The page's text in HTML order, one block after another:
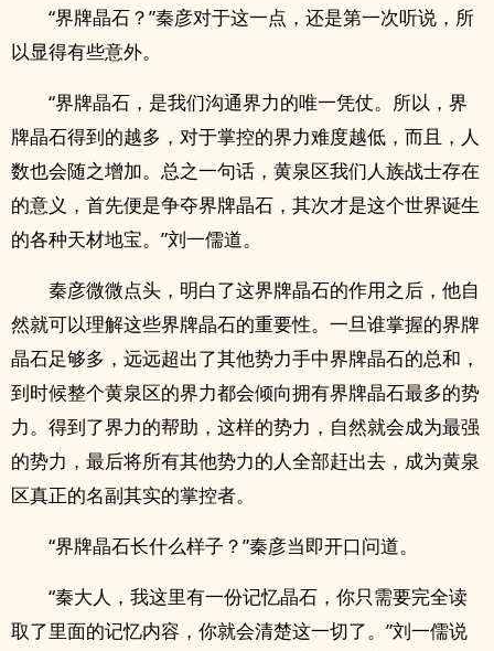
“界牌晶石？”秦彦对于这一点，还是第一次听说，所
以显得有些意外。
“界牌晶石，是我们沟通界力的唯一凭仗。所以，界
牌晶石得到的越多，对于掌控的界力难度越低，而且，人
数也会随之增加。总之一句话，黄泉区我们人族战士存在
的意义，首先便是争夺界牌晶石，其次才是这个世界诞生
的各种天材地宝。”刘一儒道。
秦彦微微点头，明白了这界牌晶石的作用之后，他自
然就可以理解这些界牌晶石的重要性。一旦谁掌握的界牌
晶石足够多，远远超出了其他势力手中界牌晶石的总和，
到时候整个黄泉区的界力都会倾向拥有界牌晶石最多的势
力。得到了界力的帮助，这样的势力，自然就会成为最强
的势力，最后将所有其他势力的人全部赶出去，成为黄泉
区真正的名副其实的掌控者。
“界牌晶石长什么样子？”秦彦当即开口问道。
“秦大人，我这里有一份记忆晶石，你只需要完全读
取了里面的记忆内容，你就会清楚这一切了。”刘一儒说